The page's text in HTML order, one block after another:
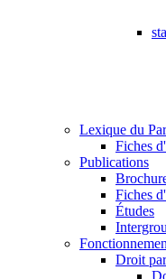
Lexique du
Fiches
Publications
Fiches
Études
Droit